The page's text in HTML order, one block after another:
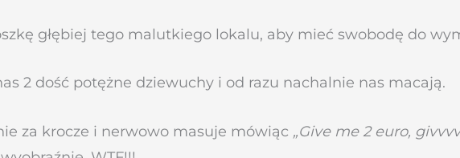
głębiej tego malutkiego lokalu, aby mieć swobodę do
2 dość potężne dziewuchy i od razu nachalnie nas macają.
za krocze i nerwowo masuje mówiąc „Give me 2 euro,